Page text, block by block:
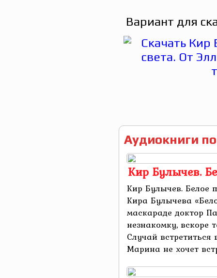
Вариант для
Аудиокниги
Кир Булычев.
Кир Булычев. Белое
Кира Булычева
маскараде доктор
незнакомку, вскоре
Случай
Марина не хочет